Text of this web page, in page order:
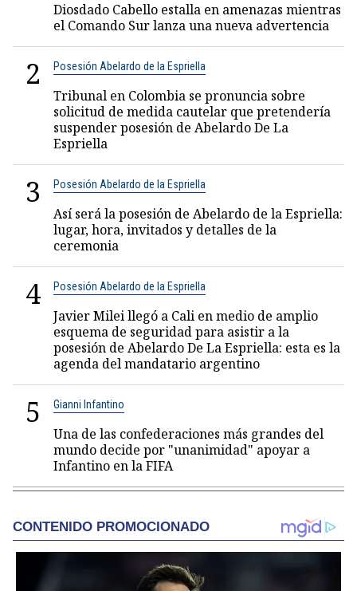
Diosdado Cabello estalla en amenazas mientras
el Comando Sur lanza una nueva advertencia
2 Posesión Abelardo de la Espriella
Tribunal en Colombia se pronuncia sobre
solicitud de medida cautelar que pretendería
suspender posesión de Abelardo De La
Espriella
3 Posesión Abelardo de la Espriella
Así será la posesión de Abelardo de la Espriella:
lugar, hora, invitados y detalles de la
ceremonia
4 Posesión Abelardo de la Espriella
Javier Milei llegó a Cali en medio de amplio
esquema de seguridad para asistir a la
posesión de Abelardo De La Espriella: esta es la
agenda del mandatario argentino
5 Gianni Infantino
Una de las confederaciones más grandes del
mundo decide por "unanimidad" apoyar a
Infantino en la FIFA